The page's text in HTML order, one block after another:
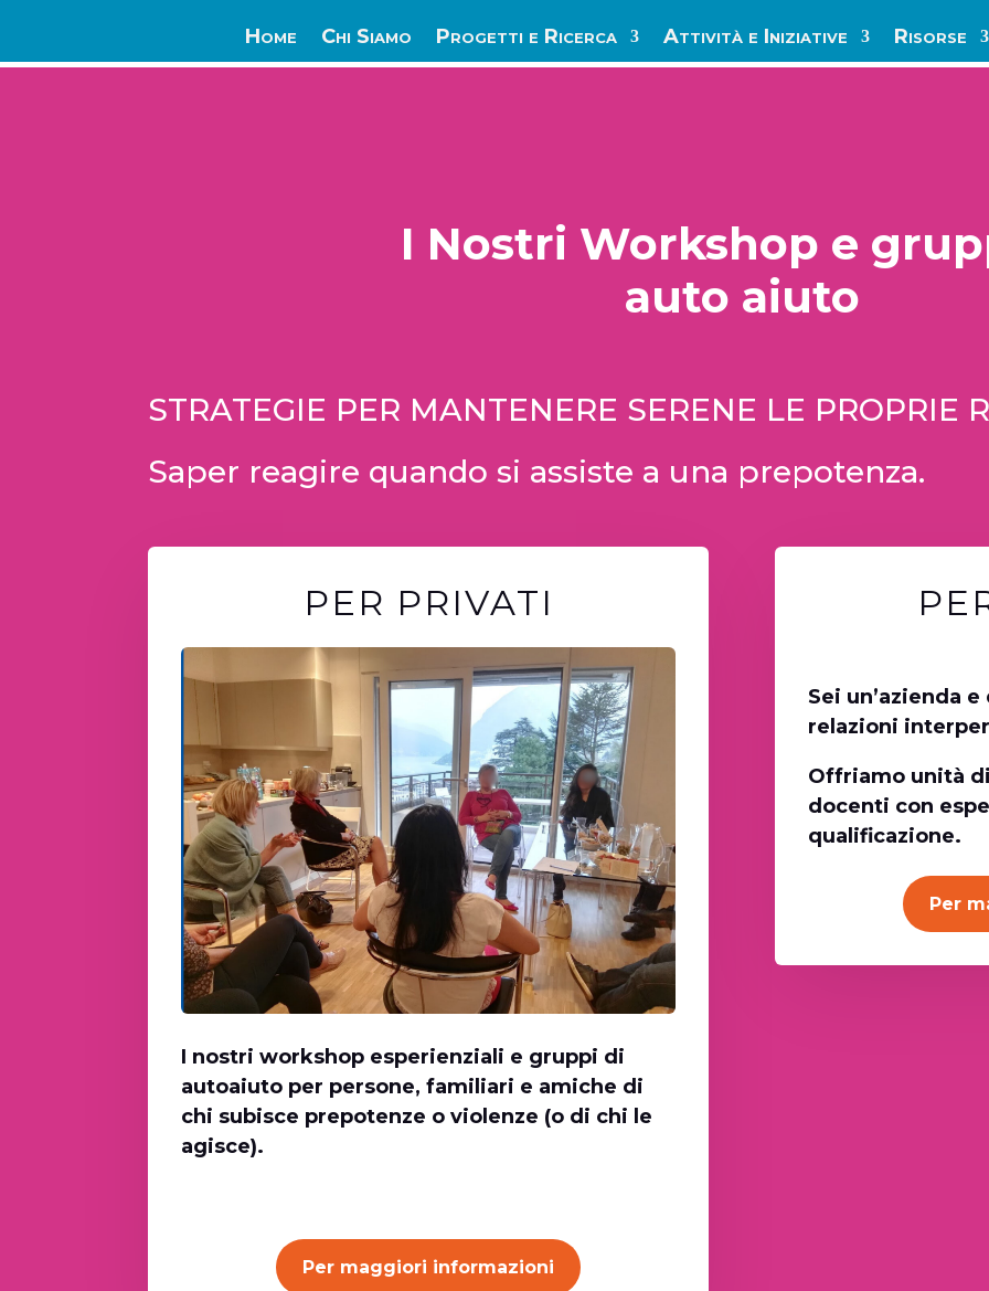
Home Chi Siamo Progetti e Ricerca Attività e Iniziative Risorse
I Nostri Workshop e
auto aiuto
STRATEGIE PER MANTENERE SERENE LE PROPRIE
Saper reagire quando si assiste a una prepotenza.
PER PRIVATI
I nostri workshop esperienziali e gruppi di
autoaiuto per persone, familiari e amiche di
chi subisce prepotenze o violenze (o di chi le
agisce).
Per maggiori informazioni
Sei un’azienda
relazioni
Offriamo unità
docenti con
qualificazione.
Per